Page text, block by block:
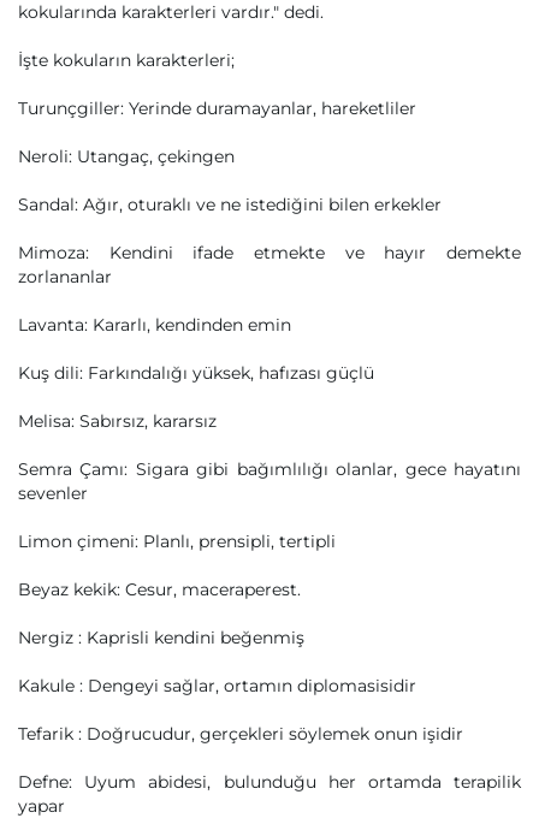
kokularında karakterleri vardır." dedi.
İşte kokuların karakterleri;
Turunçgiller: Yerinde duramayanlar, hareketliler
Neroli: Utangaç, çekingen
Sandal: Ağır, oturaklı ve ne istediğini bilen erkekler
Mimoza: Kendini ifade etmekte ve hayır demekte
zorlananlar
Lavanta: Kararlı, kendinden emin
Kuş dili: Farkındalığı yüksek, hafızası güçlü
Melisa: Sabırsız, kararsız
Semra Çamı: Sigara gibi bağımlılığı olanlar, gece hayatını
sevenler
Limon çimeni: Planlı, prensipli, tertipli
Beyaz kekik: Cesur, maceraperest.
Nergiz : Kaprisli kendini beğenmiş
Kakule : Dengeyi sağlar, ortamın diplomasisidir
Tefarik : Doğrucudur, gerçekleri söylemek onun işidir
Defne: Uyum abidesi, bulunduğu her ortamda terapilik
yapar